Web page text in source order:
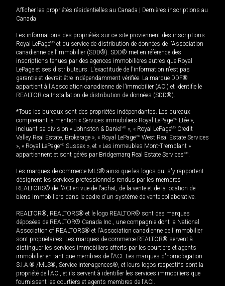
Afficher les propriétés résidentielles au Canada
Dernières inscriptions au
Canada
Les informations des propriétés sur ce site proviennent des inscriptions
Royal LePageMD et du service de distribution de données de l'Association
canadienne de l’immobilier (SDD®). SDD® met en référence des
inscriptions tenues par des agences immobilières autres que Royal
LePage et ses distributeurs. L'exactitude de l'information n'est pas
garantie et devrait être indépendamment vérifiée. La marque DDF®
appartient à l'Association canadienne de l’immobilier (ACI) et identifie le
REALTOR.ca Installation de distribution de données (SDD®).
*Tous les bureaux sont des propriétés indépendantes. Les bureaux
comprenant la mention « Services immobiliers Royal LePageMD Ltée »,
incluant sa division « Johnston & Daniel MD », « Royal LePageMD Credit
Valley Real Estate, Brokerage », « Royal LePageMD West Real Estate Services
», « Royal LePageMD Sussex », et « Les immeubles Mont-Tremblant »
appartiennent et sont gérés par Bridgemarq Real Estate ServicesMD.
Les marques de commerce MLS® ainsi que les logos qui s'y rapportent
désignent les services professionnels rendus par les membres
REALTORS® de l'ACI en vue de l'achat, de la vente et de la location de
biens immobiliers dans le cadre d'un système de vente collaborative.
REALTOR®, REALTORS® et le logo REALTOR® sont des marques
déposées de REALTOR® Canada Inc., une compagnie dont la National
Association of REALTORS® et l'Association canadienne de l’immobilier
sont propriétaires. Les marques de commerce REALTOR® servent à
distinguer les services immobiliers offerts par les courtiers et agents
immobilier en tant que membres de l'ACI. Les marques d'homologation
S.I.A.® /MLS®, Service inter-agences®, et leurs logos respectifs sont la
propriété de l'ACI, et ils servent à identifier les services immobiliers que
fournissent les courtiers et agents membres de l'ACI.